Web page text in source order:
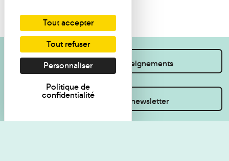
Je souhaite des renseignements
Inscrivez-vous à la newsletter
Tout accepter
Tout refuser
Personnaliser
Politique de
confidentialité